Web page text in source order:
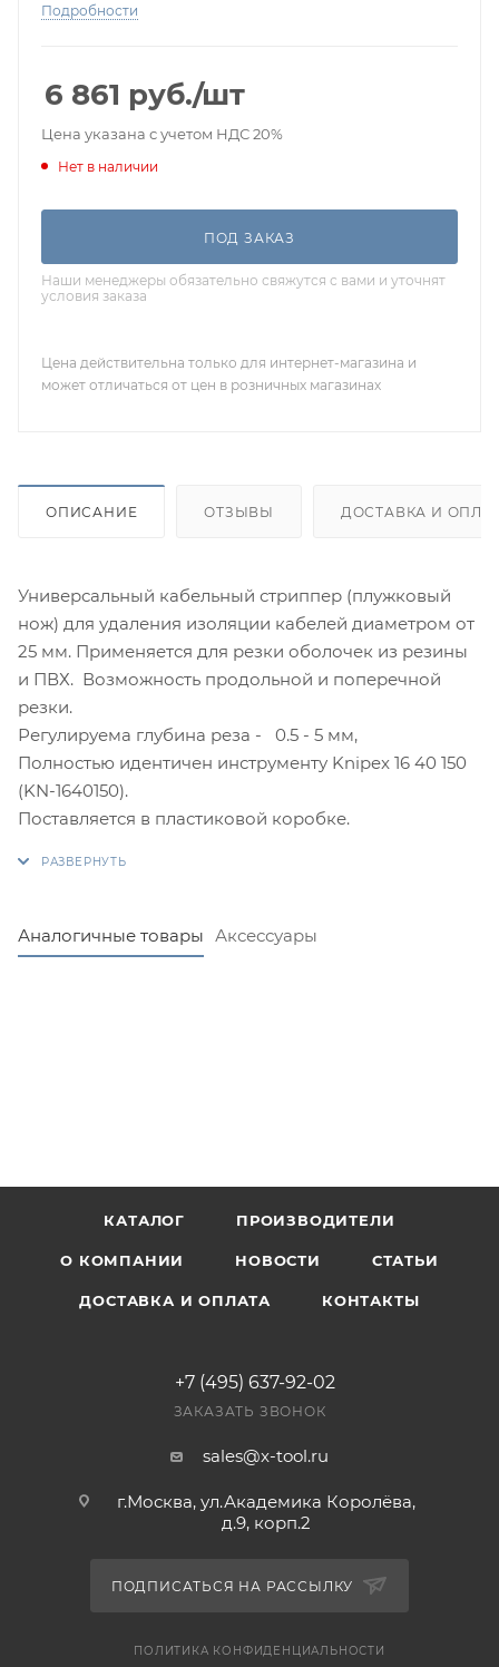
Подробности
6 861 руб./шт
Цена указана с учетом НДС 20%
Нет в наличии
ПОД ЗАКАЗ
Наши менеджеры обязательно свяжутся с вами и уточнят
условия заказа
Цена действительна только для интернет-магазина и
может отличаться от цен в розничных магазинах
ОПИСАНИЕ ОТЗЫВЫ ДОСТАВКА И
Универсальный кабельный стриппер (плужковый
нож) для удаления изоляции кабелей диаметром от
25 мм. Применяется для резки оболочек из резины
и ПВХ. Возможность продольной и поперечной
резки.
Регулируема глубина реза - 0.5 - 5 мм,
Полностью идентичен инструменту Knipex 16 40 150
(KN-1640150).
Поставляется в пластиковой коробке.
Аналогичные товары Аксессуары
КАТАЛОГ ПРОИЗВОДИТЕЛИ
О КОМПАНИИ НОВОСТИ СТАТЬИ
ДОСТАВКА И ОПЛАТА КОНТАКТЫ
+7 (495) 637-92-02
ЗАКАЗАТЬ ЗВОНОК
sales@x-tool.ru
г.Москва, ул.Академика Королёва,
д.9, корп.2
ПОДПИСАТЬСЯ НА РАССЫЛКУ
ПОЛИТИКА КОНФИДЕНЦИАЛЬНОСТИ